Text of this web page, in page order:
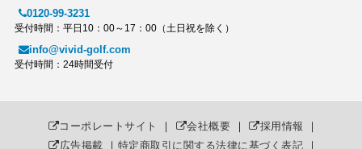
0120-99-3231
受付時間：平日10：00～17：00（土日祝を除く）
info@vivid-golf.com
受付時間：24時間受付
コーポレートサイト ｜ 会社概要 ｜ 採用情報 ｜
広告掲載 ｜ 特定商取引に関する法律に基づく表記 ｜